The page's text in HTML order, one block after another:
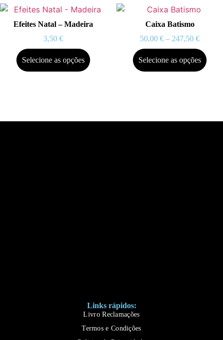
Efeites Natal – Madeira
3,50 €
Selecione as opções
Caixa Batismo
50,00 € – 247,50 €
Selecione as opções
Links rápidos:
Livro Reclamações
Termos e Condições